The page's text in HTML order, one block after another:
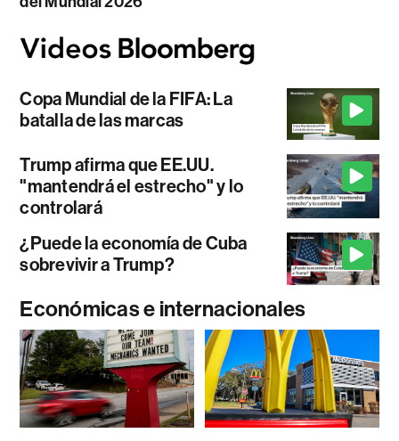
Copa Mundial de la FIFA: La
batalla de las marcas
Trump afirma que EE.UU.
"mantendrá el estrecho" y lo
controlará
¿Puede la economía de Cuba
sobrevivir a Trump?
Económicas e internacionales